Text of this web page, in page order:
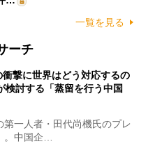
一覧を見る
ーチ
撃に世界はどう対応するの
討する「蒸留を行う中国
一人者・田代尚機氏のプレ
。中国企…